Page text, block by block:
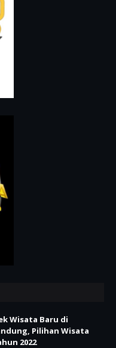
Wisata Baru di
Pilihan Wisata
2022